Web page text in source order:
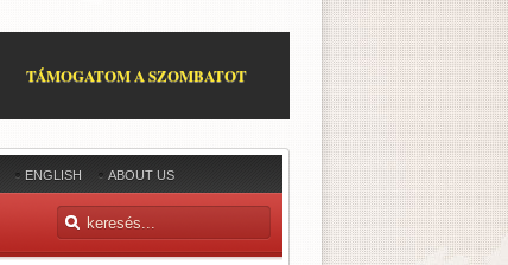
TÁMOGATOM A SZOMBATOT
ENGLISH ABOUT US